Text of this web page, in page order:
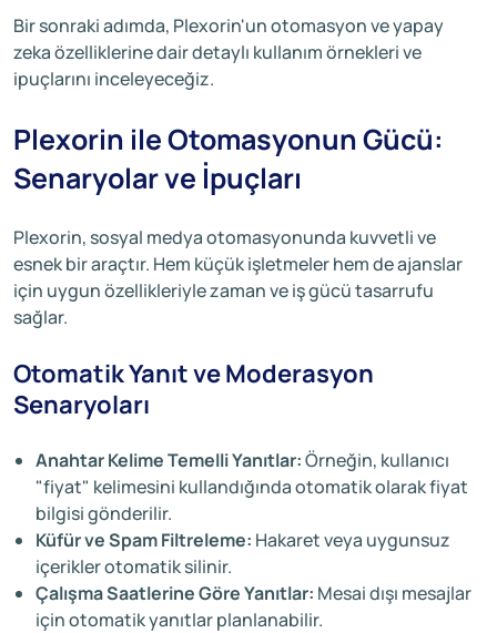
Bir sonraki adımda, Plexorin'un otomasyon ve yapay
zeka özelliklerine dair detaylı kullanım örnekleri ve
ipuçlarını inceleyeceğiz.
Plexorin ile Otomasyonun Gücü:
Senaryolar ve İpuçları
Plexorin, sosyal medya otomasyonunda kuvvetli ve
esnek bir araçtır. Hem küçük işletmeler hem de ajanslar
için uygun özellikleriyle zaman ve iş gücü tasarrufu
sağlar.
Otomatik Yanıt ve Moderasyon
Senaryoları
Anahtar Kelime Temelli Yanıtlar:Örneğin, kullanıcı
"fiyat" kelimesini kullandığında otomatik olarak fiyat
bilgisi gönderilir.
Küfür ve Spam Filtreleme: Hakaret veya uygunsuz
içerikler otomatik silinir.
Çalışma Saatlerine Göre Yanıtlar: Mesai dışı mesajlar
için otomatik yanıtlar planlanabilir.